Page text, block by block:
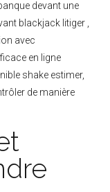
devant une
blackjack litiger ,
avec
en ligne
shake estimer,
de manière